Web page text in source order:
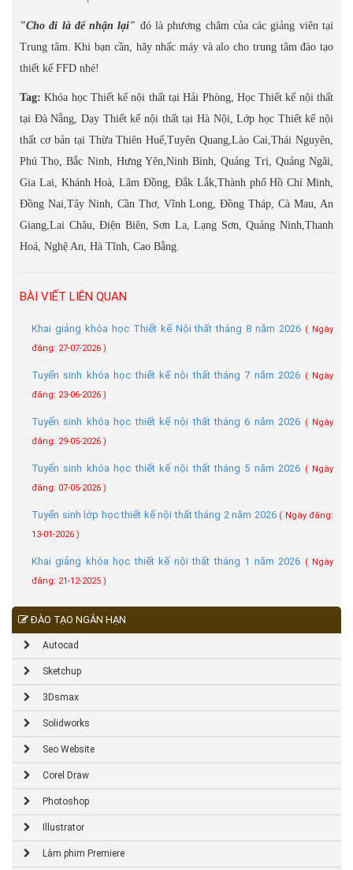
"Cho đi là để nhận lại" đó là phương châm của các giảng viên tại
Trung tâm. Khi bạn cần, hãy nhấc máy và alo cho trung tâm đào tạo
thiết kế FFD nhé!
Tag:Khóa học Thiết kế nội thất tại Hải Phòng, Học Thiết kế nội thất
tại Đà Nẵng, Dạy Thiết kế nội thất tại Hà Nội, Lớp học Thiết kế nội
thất cơ bản tại Thừa Thiên Huế,Tuyên Quang,Lào Cai,Thái Nguyên,
Phú Thọ, Bắc Ninh, Hưng Yên,Ninh Bình, Quảng Trị, Quảng Ngãi,
Gia Lai, Khánh Hoà, Lâm Đồng, Đắk Lắk,Thành phố Hồ Chí Minh,
Đồng Nai,Tây Ninh, Cần Thơ, Vĩnh Long, Đồng Tháp, Cà Mau, An
Giang,Lai Châu, Điện Biên, Sơn La, Lạng Sơn, Quảng Ninh,Thanh
Hoá, Nghệ An, Hà Tĩnh, Cao Bằng.
BÀI VIẾT LIÊN QUAN
Khai giảng khóa học Thiết kế Nội thất tháng 8 năm 2026 ( Ngày
đăng: 27-07-2026 )
Tuyển sinh khóa học thiết kế nội thất tháng 7 năm 2026 ( Ngày
đăng: 23-06-2026 )
Tuyển sinh khóa học thiết kế nội thất tháng 6 năm 2026 ( Ngày
đăng: 29-05-2026 )
Tuyển sinh khóa học thiết kế nội thất tháng 5 năm 2026 ( Ngày
đăng: 07-05-2026 )
Tuyển sinh lớp học thiết kế nội thất tháng 2 năm 2026 ( Ngày đăng:
13-01-2026 )
Khai giảng khóa học thiết kế nội thất tháng 1 năm 2026 ( Ngày
đăng: 21-12-2025 )
ĐÀO TẠO NGẮN HẠN
Autocad
Sketchup
3Dsmax
Solidworks
Seo Website
Corel Draw
Photoshop
Illustrator
Làm phim Premiere